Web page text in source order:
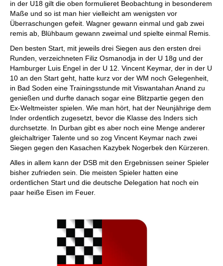
in der U18 gilt die oben formulieret Beobachtung in besonderem
Maße und so ist man hier vielleicht am wenigsten vor
Überraschungen gefeit. Wagner gewann einmal und gab zwei
remis ab, Blühbaum gewann zweimal und spielte einmal Remis.
Den besten Start, mit jeweils drei Siegen aus den ersten drei
Runden, verzeichneten Filiz Osmanodja in der U 18g und der
Hamburger Luis Engel in der U 12. Vincent Keymar, der in der U
10 an den Start geht, hatte kurz vor der WM noch Gelegenheit,
in Bad Soden eine Trainingsstunde mit Viswantahan Anand zu
genießen und durfte danach sogar eine Blitzpartie gegen den
Ex-Weltmeister spielen. Wie man hört, hat der Neunjährige dem
Inder ordentlich zugesetzt, bevor die Klasse des Inders sich
durchsetzte. In Durban gibt es aber noch eine Menge anderer
gleichaltriger Talente und so zog Vincent Keymar nach zwei
Siegen gegen den Kasachen Kazybek Nogerbek den Kürzeren.
Alles in allem kann der DSB mit den Ergebnissen seiner Spieler
bisher zufrieden sein. Die meisten Spieler hatten eine
ordentlichen Start und die deutsche Delegation hat noch ein
paar heiße Eisen im Feuer.